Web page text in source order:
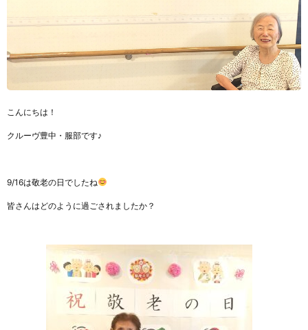
こんにちは！
クルーヴ豊中・服部です♪
9/16は敬老の日でしたね
皆さんはどのように過ごされましたか？